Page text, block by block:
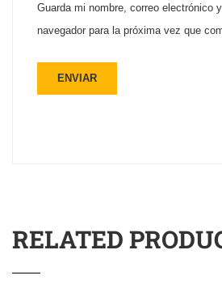
Guarda mi nombre, correo electrónico
navegador para la próxima vez que
RELATED